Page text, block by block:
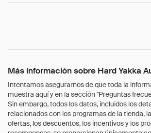
Más información sobre Hard Yakka
Intentamos asegurarnos de que toda la
muestra aquí y en la sección "Preguntas
Sin embargo, todos los datos, incluidos los
relacionados con los programas de la tienda,
ofertas, los descuentos, los incentivos y los